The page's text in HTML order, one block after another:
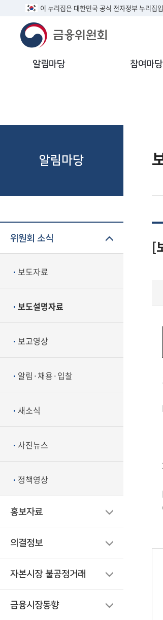
이 누리집은 대한민국 공식 전자정부 누리집
알림마당 참여마당
알림마당
위원회 소식
보도자료
보도설명자료
보고영상
알림·채용·입찰
새소식
사진뉴스
정책영상
홍보자료
의결정보
자본시장 불공정거래
금융시장동향
[